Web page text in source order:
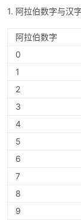
1. 阿拉伯数字与汉
阿拉伯数字
0
1
2
3
4
5
6
7
8
9